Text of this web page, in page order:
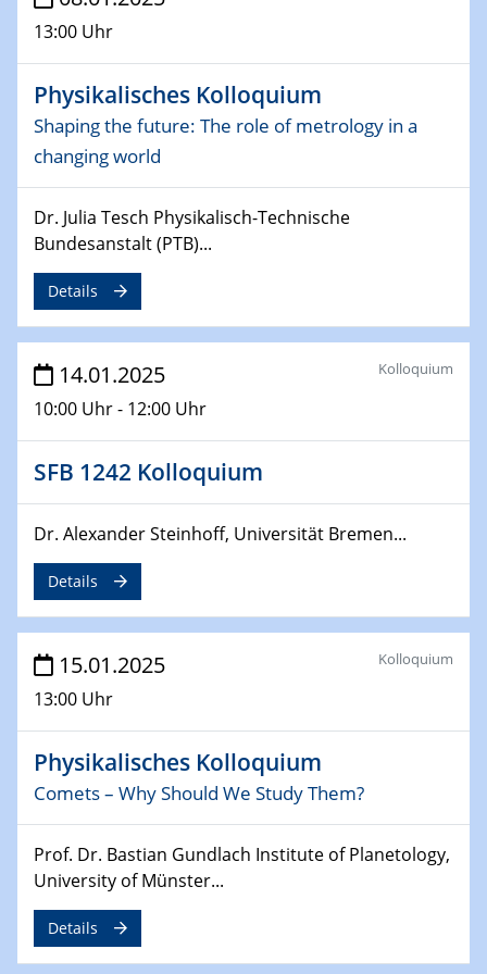
Sfb-trr247-all Seminar
10.02.2025 - 11.02.2025
Sfb-trr247-all Workshop
UnOCat
SFB/TRR 270 Kolloquium
11.02.2025
Social Hour
CENIDE / ZBT / IW
11.02.2025
Natural Water to H2
Sfb-trr247-all Annual Meeting
24.02.2025
CENIDE-BGU Seminar
WIN & CENIDE Seminar Series on 2D-
MATURE
27.02.2025
Sfb-trr247-all Seminar
18.03.2025 - 19.03.2025
Kooperationsseminar
21.03.2025
EIC Pathfinder
EU funding for early stage scientific, technological or
deep-tech R&D
13:00 Uhr
Physikalisches Kolloquium
Shaping the future: The role of metrology in a
changing world
Dr. Julia Tesch Physikalisch-Technische
Bundesanstalt (PTB)...
Details
14.01.2025
10:00 Uhr - 12:00 Uhr
Kolloquium
SFB 1242 Kolloquium
Dr. Alexander Steinhoff, Universität Bremen...
Details
15.01.2025
13:00 Uhr
Kolloquium
Physikalisches Kolloquium
Comets – Why Should We Study Them?
Prof. Dr. Bastian Gundlach Institute of Planetology,
University of Münster...
Details